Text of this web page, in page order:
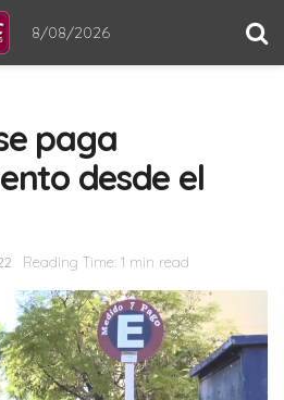
8/08/2026
paga
desde el
Reading Time: 1 min read